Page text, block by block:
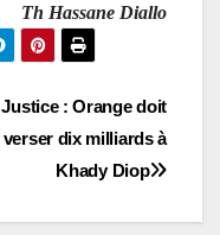
Th Hassane Diallo
Justice : Orange doit
verser dix milliards à
Khady Diop